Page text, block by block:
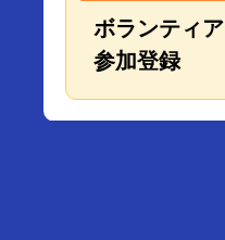
ボランティア
参加登録